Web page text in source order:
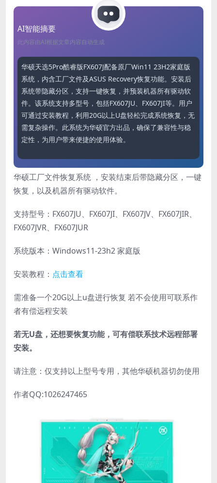
AI智能摘要
此内容由AI根据文章内容自动生成
华硕天选5Pro酷睿版FX607J配备原厂Win11 23H2家庭版
系统，内含工厂文件及ASUS Recovery恢复功能。安装后
系统带隐藏分区，支持一键恢复，并预装机器所有驱动软
件。该系统支持多型号，包括FX607JU、FX607JI等。用户
可通过安装教程，利用20G以上U盘轻松完成系统恢复，无
需复杂操作。此系统为华硕官方出品，确保了兼容性与稳
定性，为用户带来便捷的使用体验。
华硕工厂文件恢复系统 ，安装结束后带隐藏分区，一键
恢复，以及机器所有驱动软件。
支持型号：FX607JU、FX607JI、FX607JV、FX607JIR、
FX607JVR、FX607JUR
系统版本：Windows11-23h2 家庭版
安装教程： 点击查看
需准备一个20G以上u盘进行恢复 若不会使用可联系作
者有偿远程安装
若无U盘，还想要恢复功能，可有偿联系技术远程部署
安装。
请注意：仅支持以上型号专用，其他华硕机器切勿使用
作者QQ:1026247465